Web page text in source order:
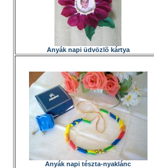
Anyák napi üdvözlõ kártya
Anyák napi tészta-nyaklánc